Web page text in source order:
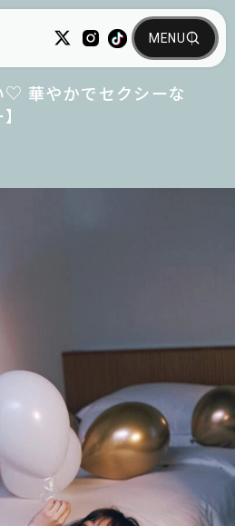
♡ 華やかでセクシーな